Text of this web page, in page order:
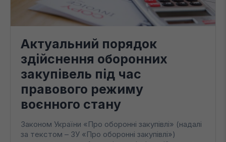
Актуальний порядок
здійснення оборонних
закупівель під час
правового режиму
воєнного стану
Законом України «Про оборонні закупівлі» (надалі
за текстом – ЗУ «Про оборонні закупівлі»)